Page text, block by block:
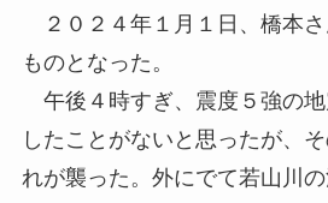
２０２４年１月１日、橋本
ものとなった。
午後４時すぎ、震度５強の
したことがないと思ったが、
れが襲った。外にでて若山川